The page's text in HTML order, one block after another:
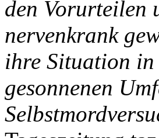
den Vorurteilen
nervenkrank
ihre Situation in
gesonnenen